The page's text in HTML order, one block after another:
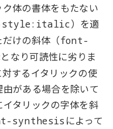
体の書体をもたない
style:italic）を適
けの斜体（font-
なり可読性に劣りま
するイタリックの使
がある場合を除いて
タリックの字体を斜
synthesis によって